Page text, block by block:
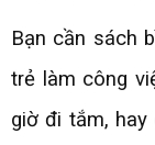
Bạn cần sách
trẻ làm công
giờ đi tắm,